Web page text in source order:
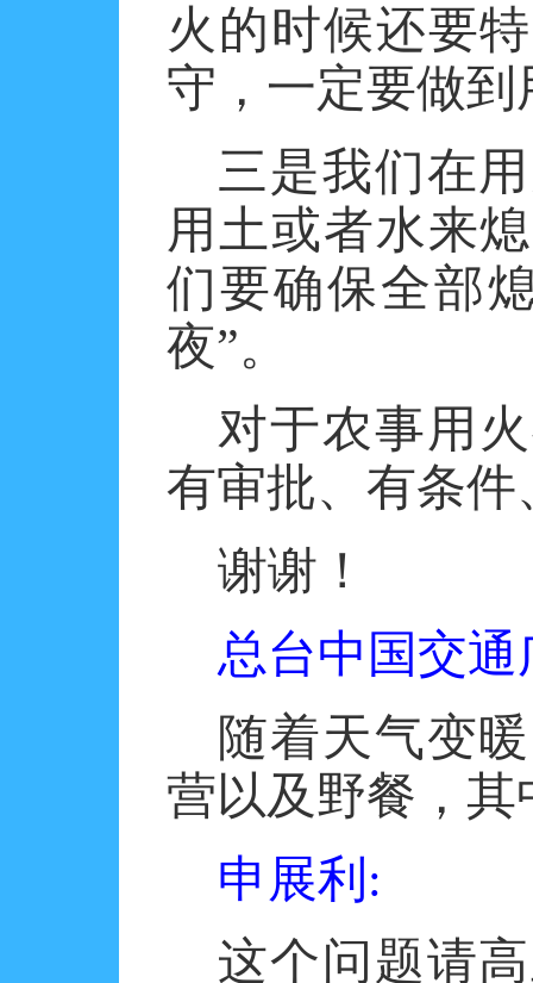
火的时候还要
守，一定要做
三是我们在
用土或者水来
们要确保全部
夜”。
对于农事用
有审批、有条
谢谢！
总台中国交通
随着天气变
营以及野餐，
申展利 :
这个问题请